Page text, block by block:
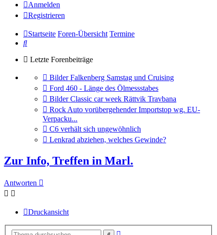
Anmelden
Registrieren
Startseite Foren-Übersicht Termine
Suche
Letzte Forenbeiträge
Gehe
zum
letzten
Beitrag
Bilder Falkenberg Samstag und Cruising
Gehe
zum
letzten
Beitrag
Ford 460 - Länge des Ölmessstabes
Gehe
zum
letzten
Beitrag
Bilder Classic car week Rättvik Travbana
Gehe
zum
letzten
Beitrag
Rock Auto vorübergehender Importstop wg. EU-
Verpacku...
Gehe
zum
letzten
C6 verhält sich ungewöhnlich
Gehe
letzten
Beitrag
Lenkrad abziehen, welches Gewinde?
Zur Info, Treffen in Marl.
Antworten
Druckansicht